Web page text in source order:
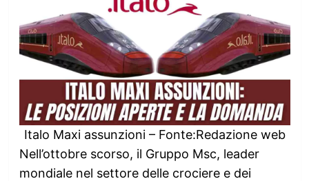
Italo Maxi assunzioni – Fonte:Redazione web
Nell’ottobre scorso, il Gruppo Msc, leader
mondiale nel settore delle crociere e dei